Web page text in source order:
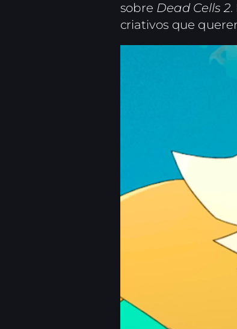
sobre Dead Cells 2.
criativos que